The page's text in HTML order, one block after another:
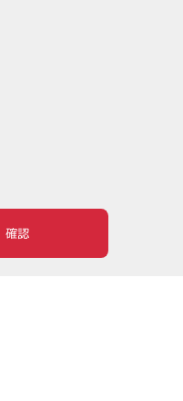
確認